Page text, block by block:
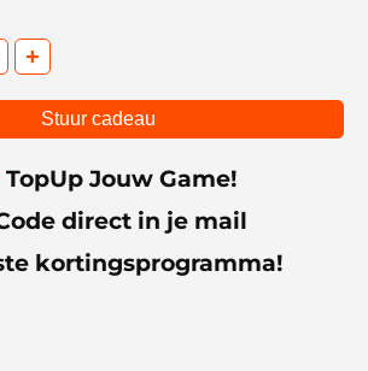
+
Stuur cadeau
TopUp Jouw Game!
direct in je mail
kortingsprogramma!